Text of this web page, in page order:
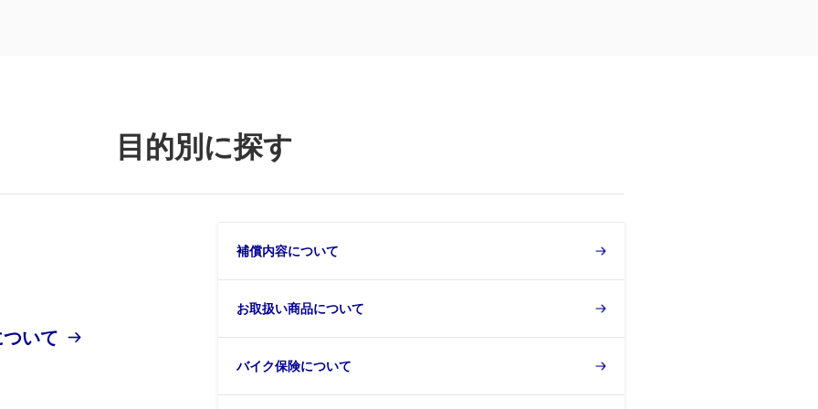
目的別に探す
いて
補償内容について
お取扱い商品について
バイク保険について